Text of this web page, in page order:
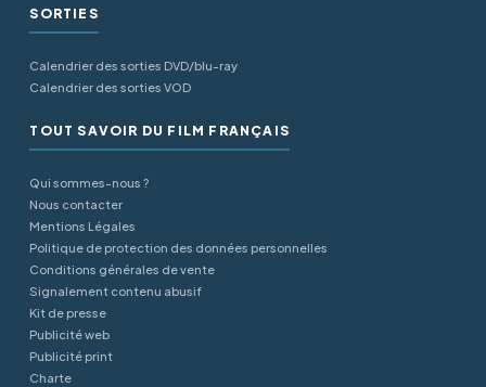
SORTIES
Calendrier des sorties DVD/blu-ray
Calendrier des sorties VOD
TOUT SAVOIR DU FILM FRANÇAIS
Qui sommes-nous ?
Nous contacter
Mentions Légales
Politique de protection des données personnelles
Conditions générales de vente
Signalement contenu abusif
Kit de presse
Publicité web
Publicité print
Charte